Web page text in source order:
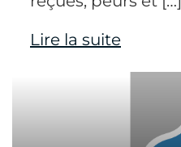
Lire la suite